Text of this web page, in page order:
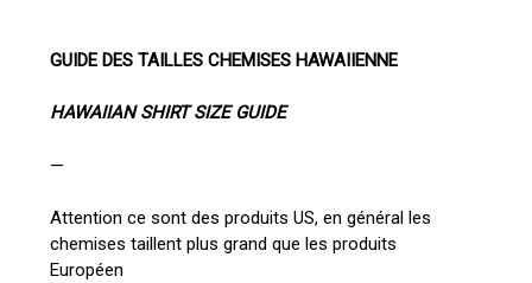
GUIDE DES TAILLES CHEMISES HAWAIIENNE
HAWAIIAN SHIRT SIZE GUIDE
—
Attention ce sont des produits US, en général les
chemises taillent plus grand que les produits
Européen